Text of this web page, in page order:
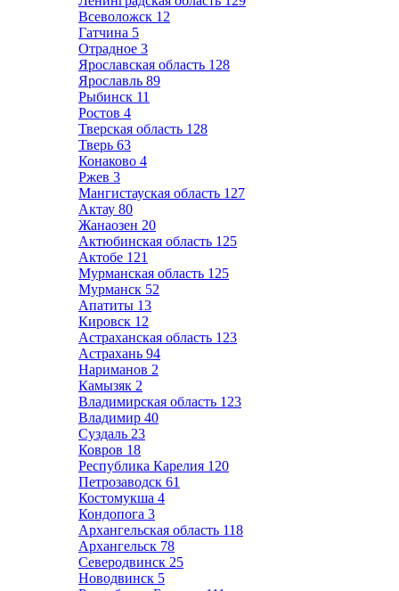
Всеволожск 12
Гатчина 5
Отрадное 3
Ярославская область 128
Ярославль 89
Рыбинск 11
Ростов 4
Тверская область 128
Тверь 63
Конаково 4
Ржев 3
Мангистауская область 127
Актау 80
Жанаозен 20
Актюбинская область 125
Актобе 121
Мурманская область 125
Мурманск 52
Апатиты 13
Кировск 12
Астраханская область 123
Астрахань 94
Нариманов 2
Камызяк 2
Владимирская область 123
Владимир 40
Суздаль 23
Ковров 18
Республика Карелия 120
Петрозаводск 61
Костомукша 4
Кондопога 3
Архангельская область 118
Архангельск 78
Северодвинск 25
Новодвинск 5